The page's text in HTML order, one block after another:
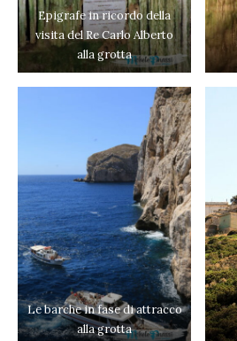
Epigrafe in ricordo della
visita del Re Carlo Alberto
alla grotta
Le barche in fase di attracco
alla grotta